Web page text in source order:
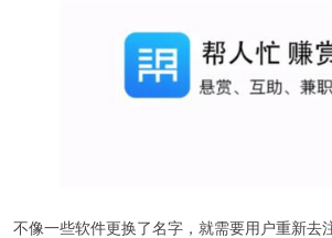
不像一些软件更换了名字，就需要用户重新去